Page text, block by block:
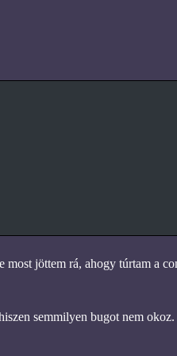
jöttem rá, ahogy túrtam a
semmilyen bugot nem okoz.